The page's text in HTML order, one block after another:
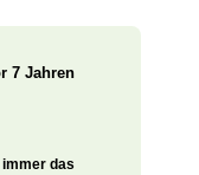
7 Jahren
das